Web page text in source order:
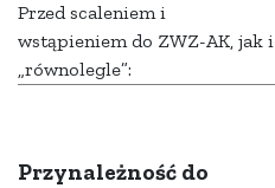
Przed scaleniem i
wstąpieniem do ZWZ-AK, jak i
„równolegle”:
Przynależność do